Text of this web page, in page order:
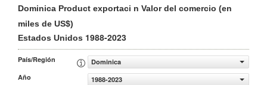
Dominica Product exportaci n Valor del comercio (en
miles de US$)
Estados Unidos 1988-2023
País/Región
Dominica
Año
1988-2023